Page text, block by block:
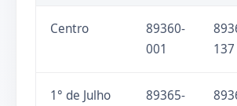
Centro
89360-
001
137
1° de Julho
89365-